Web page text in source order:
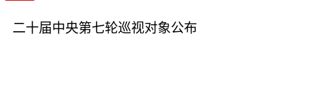
二十届中央第七轮巡视对象公布